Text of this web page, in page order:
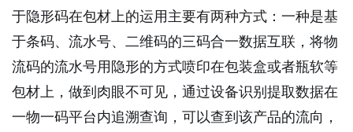
于隐形码在包材上的运用主要有两种方式：一种是基
于条码、流水号、二维码的三码合一数据互联，将物
流码的流水号用隐形的方式喷印在包装盒或者瓶软等
包材上，做到肉眼不可见，通过设备识别提取数据在
一物一码平台内追溯查询，可以查到该产品的流向，